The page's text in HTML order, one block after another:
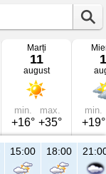
Marți
11
august
min.
+16°
max.
+35°
min.
+19°
15:00 18:00